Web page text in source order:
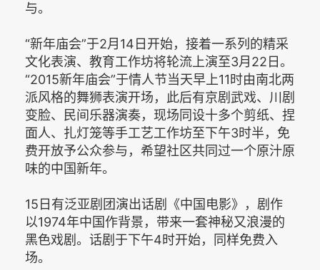
与。
“新年庙会”于2月14日开始，接着一系列的精采
文化表演、教育工作坊将轮流上演至3月22日。
“2015新年庙会”于情人节当天早上11时由南北两
派风格的舞狮表演开场，此后有京剧武戏、川剧
变脸、民间乐器演奏，现场同设十多个剪纸、捏
面人、扎灯笼等手工艺工作坊至下午3时半，免
费开放予公众参与，希望社区共同过一个原汁原
味的中国新年。
15日有泛亚剧团演出话剧《中国电影》，剧作
以1974年中国作背景，带来一套神秘又浪漫的
黑色戏剧。话剧于下午4时开始，同样免费入
场。